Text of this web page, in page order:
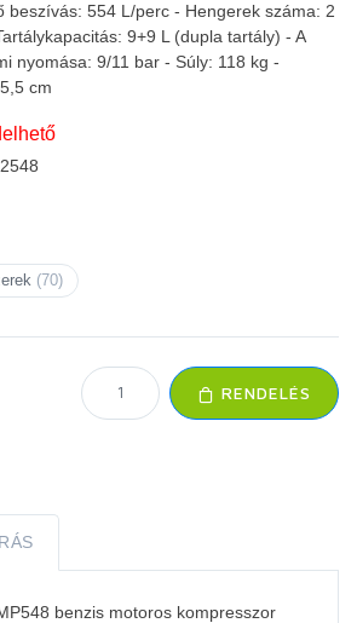
beszívás: 554 L/perc - Hengerek száma: 2
9+9 L (dupla tartály) - A
nyomása: 9/11 bar - Súly: 118 kg -
cm
(70)
RENDELÉS
benzis motoros kompresszor